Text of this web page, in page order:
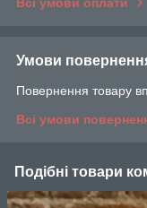
Умови
Повернення товару
Всі умови
Подібні товари